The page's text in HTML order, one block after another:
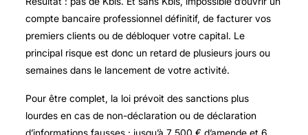
compte bancaire professionnel définitif, de facturer vos
premiers clients ou de débloquer votre capital. Le
principal risque est donc un retard de plusieurs jours ou
semaines dans le lancement de votre activité.
Pour être complet, la loi prévoit des sanctions plus
lourdes en cas de non-déclaration ou de déclaration
d’informations fausses : jusqu’à 7 500 € d’amende et 6